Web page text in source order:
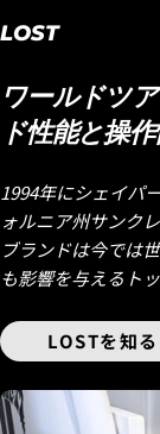
LOST
ワールドツ
ド性能と操
1994年にシェイパ
ォルニア州サンク
ブランドは今では
も影響を与えるト
LOSTを知る